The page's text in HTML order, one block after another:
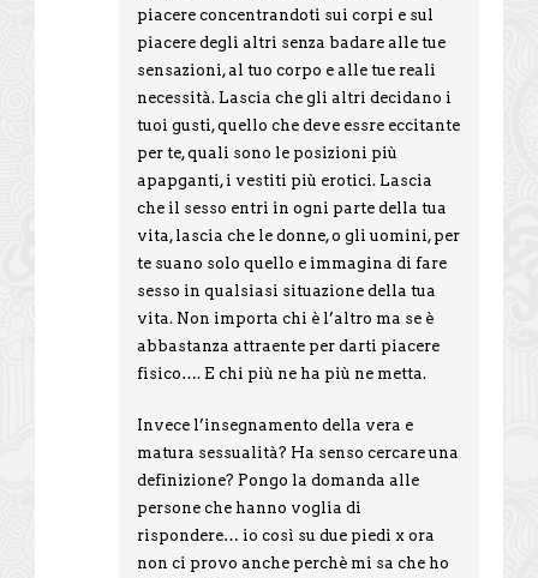
piacere concentrandoti sui corpi e sul
piacere degli altri senza badare alle tue
sensazioni, al tuo corpo e alle tue reali
necessità. Lascia che gli altri decidano i
tuoi gusti, quello che deve essre eccitante
per te, quali sono le posizioni più
apapganti, i vestiti più erotici. Lascia
che il sesso entri in ogni parte della tua
vita, lascia che le donne, o gli uomini, per
te suano solo quello e immagina di fare
sesso in qualsiasi situazione della tua
vita. Non importa chi è l’altro ma se è
abbastanza attraente per darti piacere
fisico…. E chi più ne ha più ne metta.
Invece l’insegnamento della vera e
matura sessualità? Ha senso cercare una
definizione? Pongo la domanda alle
persone che hanno voglia di
rispondere… io così su due piedi x ora
non ci provo anche perchè mi sa che ho